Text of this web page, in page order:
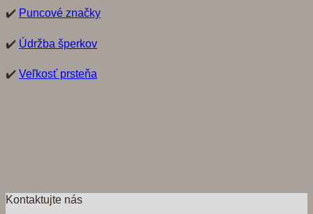
✔️ Puncové značky
✔️ Údržba šperkov
✔️ Veľkosť prsteňa
Kontaktujte nás